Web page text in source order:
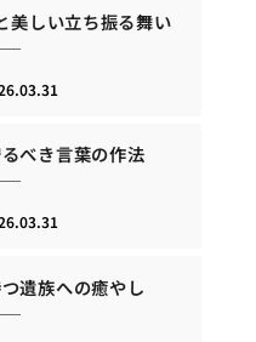
美しい立ち振る舞い
べき言葉の作法
遺族への癒やし